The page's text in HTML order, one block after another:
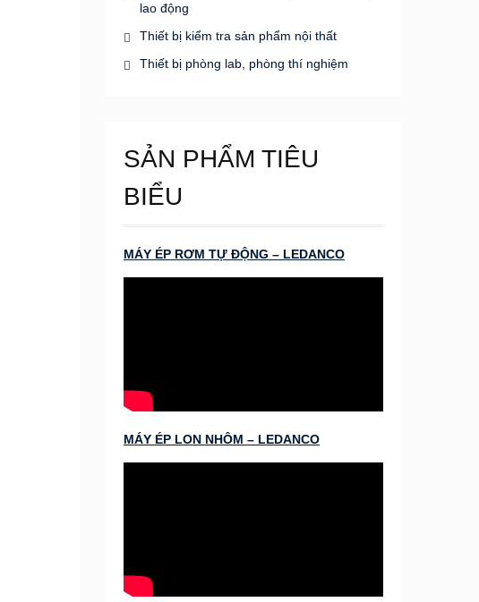
lao động
Thiết bị kiểm tra sản phẩm nội thất
Thiết bị phòng lab, phòng thí nghiệm
SẢN PHẨM TIÊU
BIỂU
MÁY ÉP RƠM TỰ ĐỘNG – LEDANCO
MÁY ÉP LON NHÔM – LEDANCO